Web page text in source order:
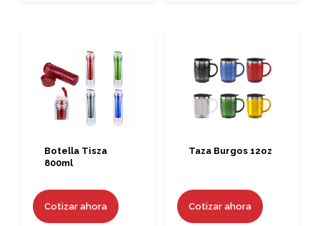
Botella Tisza
800ml
Cotizar ahora
Taza Burgos 12oz
Cotizar ahora